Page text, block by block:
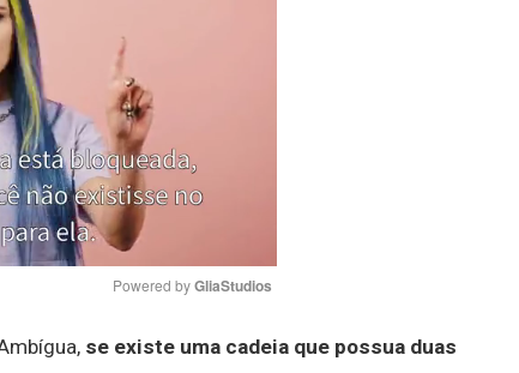
Mute
Powered by GliaStudios
se existe uma cadeia que possua duas